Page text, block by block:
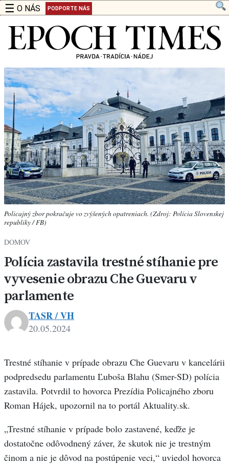
☰ O NÁS PODPORTE NÁS
Policajný zbor pokračuje vo zvýšených opatreniach. (Zdroj: Polícia Slovenskej
republiky / FB)
DOMOV
Polícia zastavila trestné stíhanie pre
vyvesenie obrazu Che Guevaru v
parlamente
TASR / VH
20.05.2024
Trestné stíhanie v prípade obrazu Che Guevaru v kancelárii
podpredsedu parlamentu Ľuboša Blahu (Smer-SD) polícia
zastavila. Potvrdil to hovorca Prezídia Policajného zboru
Roman Hájek, upozornil na to portál Aktuality.sk.
„Trestné stíhanie v prípade bolo zastavené, keďže je
dostatočne odôvodnený záver, že skutok nie je trestným
činom a nie je dôvod na postúpenie veci,“ uviedol hovorca